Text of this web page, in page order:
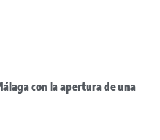
con la apertura de una